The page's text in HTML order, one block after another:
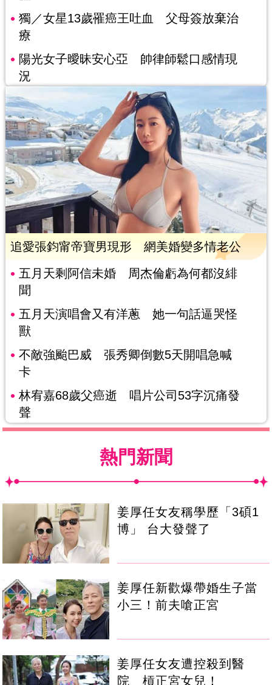
獨／女星13歲罹癌王吐血 父母簽放棄治
療
陽光女子曖昧安心亞 帥律師鬆口感情現
況
追愛張鈞甯帝寶男現形 網美婚變多情老公
五月天剩阿信未婚 周杰倫虧為何都沒緋
聞
五月天演唱會又有洋蔥 她一句話逼哭怪
獸
不敵強颱巴威 張秀卿倒數5天開唱急喊
卡
林宥嘉68歲父癌逝 唱片公司53字沉痛發
聲
熱門新聞
姜厚任女友稱學歷「3碩1
博」 台大發聲了
姜厚任新歡爆帶婚生子當
小三！前夫嗆正宮
姜厚任女友遭控殺到醫
院 槓正宮女兒！